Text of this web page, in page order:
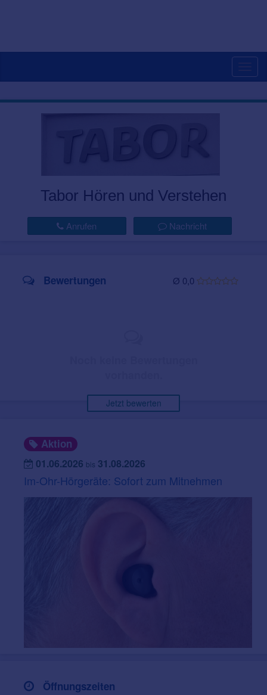
Tabor Hören und Verstehen
Anrufen Nachricht
Ø 0,0
Bewertungen
Jetzt bewerten
Aktion
01.06.2026 bis 31.08.2026
Im-Ohr-Hörgeräte: Sofort zum Mitnehmen
Öffnungszeiten